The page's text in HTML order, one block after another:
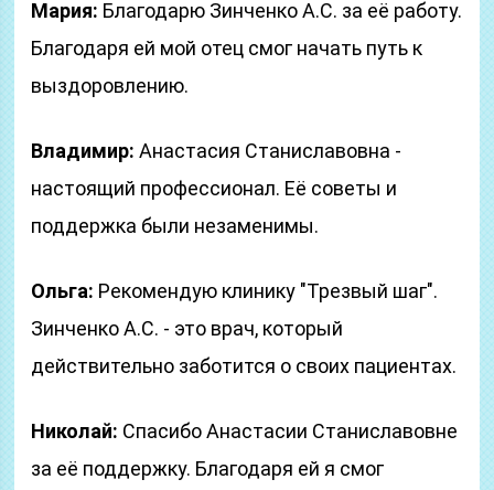
Мария: Благодарю Зинченко А.С. за её работу.
Благодаря ей мой отец смог начать путь к
выздоровлению.
Владимир: Анастасия Станиславовна -
настоящий профессионал. Её советы и
поддержка были незаменимы.
Ольга: Рекомендую клинику "Трезвый шаг".
Зинченко А.С. - это врач, который
действительно заботится о своих пациентах.
Николай: Спасибо Анастасии Станиславовне
за её поддержку. Благодаря ей я смог